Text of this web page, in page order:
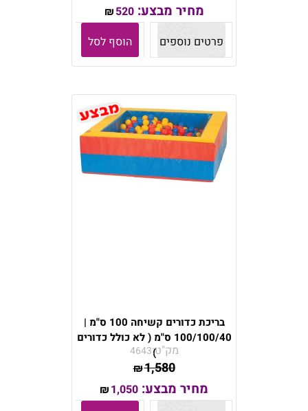
מחיר מבצע: ₪520
פרטים נוספים
הוסף לסל
בריכת כדורים קשיחה 100 ס"מ |
100/100/40 ס"מ ( לא כולל כדורים
)
מק"ט:4643
₪1,580
מחיר מבצע: ₪1,050